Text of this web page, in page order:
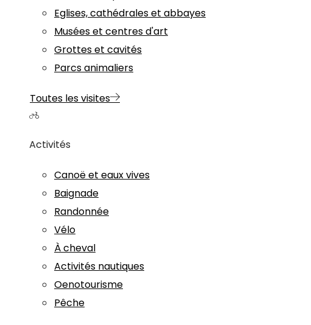
Eglises, cathédrales et abbayes
Musées et centres d'art
Grottes et cavités
Parcs animaliers
Toutes les visites
Activités
Canoë et eaux vives
Baignade
Randonnée
Vélo
À cheval
Activités nautiques
Oenotourisme
Pêche